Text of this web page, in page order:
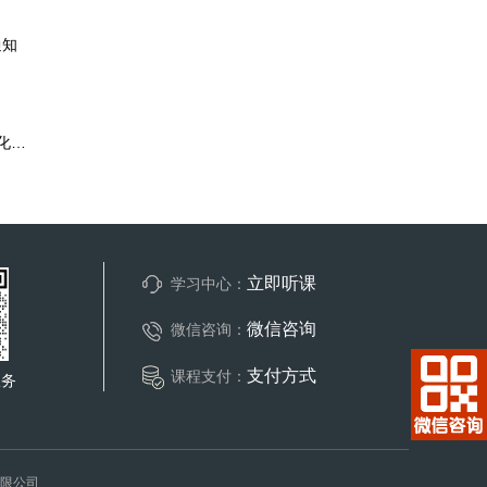
学习中心： 立即听课
微信咨询： 微信咨询
课程支付： 支付方式
公司